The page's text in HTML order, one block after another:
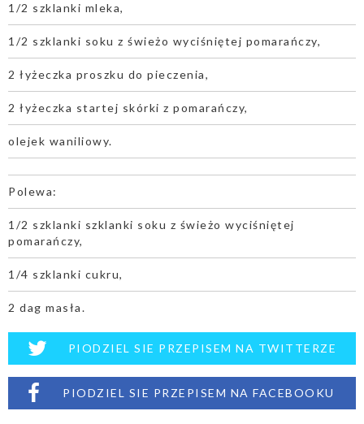
1/2 szklanki mleka,
1/2 szklanki soku z świeżo wyciśniętej pomarańczy,
2 łyżeczka proszku do pieczenia,
2 łyżeczka startej skórki z pomarańczy,
olejek waniliowy.
Polewa:
1/2 szklanki szklanki soku z świeżo wyciśniętej
pomarańczy,
1/4 szklanki cukru,
2 dag masła.
PIODZIEL SIE PRZEPISEM NA TWITTERZE
PIODZIEL SIE PRZEPISEM NA FACEBOOKU